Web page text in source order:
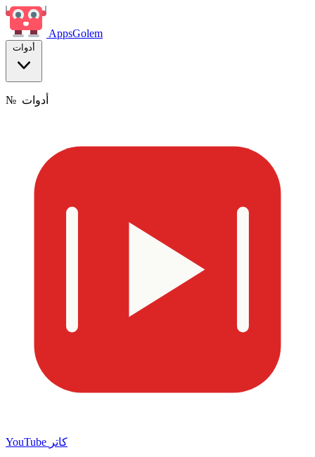
AppsGolem
أدوات
№ أدوات
YouTube كاتر